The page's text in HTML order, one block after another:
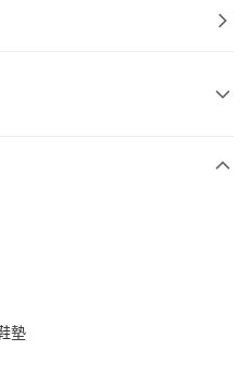
用戶可立即使用無須另外申請。
單成立後會自動跳轉到大哥付的交易
期數、繳款截止日，確認付款後即完
墊